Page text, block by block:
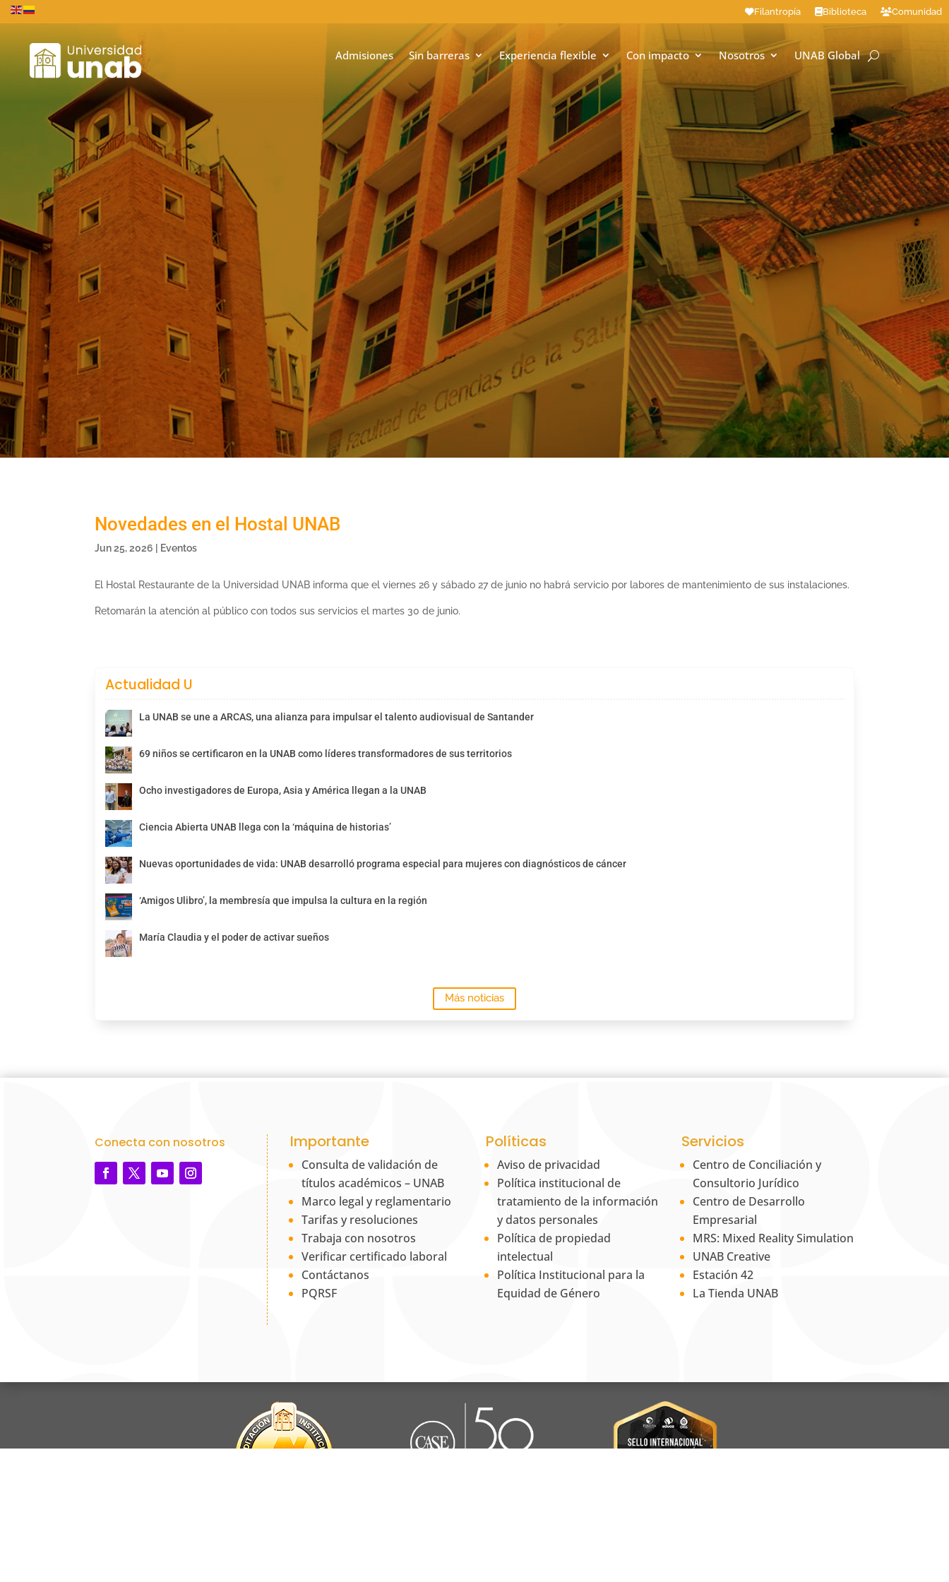
Filantropía Biblioteca Comunidad
Admisiones Sin barreras Experiencia flexible Con impacto Nosotros UNAB Global
Novedades en el Hostal UNAB
Jun 25, 2026 Eventos
El Hostal Restaurante de la Universidad UNAB informa que el viernes 26 y sábado 27 de junio no habrá servicio por labores de mantenimiento de sus instalaciones.
Retomarán la atención al público con todos sus servicios el martes 30 de junio.
Actualidad U
La UNAB se une a ARCAS, una alianza para impulsar el talento audiovisual de Santander
69 niños se certificaron en la UNAB como líderes transformadores de sus territorios
Ocho investigadores de Europa, Asia y América llegan a la UNAB
Ciencia Abierta UNAB llega con la ‘máquina de historias’
Nuevas oportunidades de vida: UNAB desarrolló programa especial para mujeres con diagnósticos de cáncer
‘Amigos Ulibro’, la membresía que impulsa la cultura en la región
María Claudia y el poder de activar sueños
Más noticias
Conecta con nosotros Importante
Consulta de validación de
títulos académicos – UNAB
Marco legal y reglamentario
Tarifas y resoluciones
Trabaja con nosotros
Verificar certificado laboral
Contáctanos
PQRSF
Políticas
Aviso de privacidad
Política institucional de
tratamiento de la información
y datos personales
Política de propiedad
intelectual
Política Institucional para la
Equidad de Género
Servicios
Centro de Conciliación y
Consultorio Jurídico
Centro de Desarrollo
Empresarial
MRS: Mixed Reality Simulation
UNAB Creative
Estación 42
La Tienda UNAB